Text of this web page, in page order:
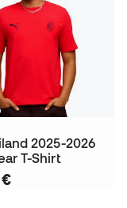
2025-2026
T-Shirt